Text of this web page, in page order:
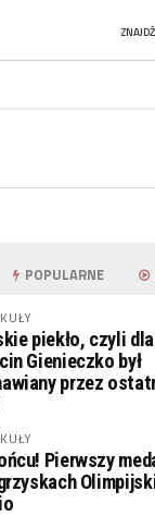
POPULARNE
piekło, czyli
Gienieczko był
przez
Pierwszy